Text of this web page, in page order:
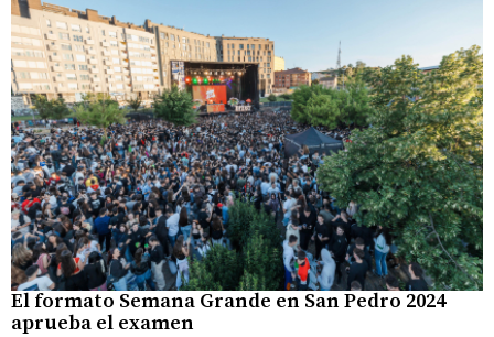
El formato Semana Grande en San Pedro 2024
aprueba el examen